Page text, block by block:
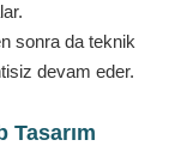
sonra da teknik
devam eder.
Tasarım